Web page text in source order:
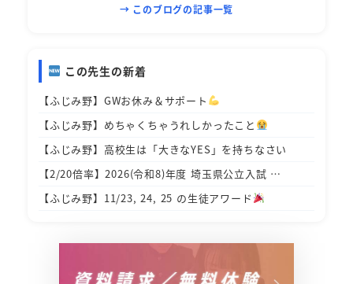
→ このブログの記事一覧
この先生の新着
【ふじみ野】GWお休み＆サポート
【ふじみ野】めちゃくちゃうれしかったこと
【ふじみ野】高校生は「大きなYES」を持ちなさい
【2/20倍率】2026(令和8)年度 埼玉県公立入試 …
【ふじみ野】11/23, 24, 25 の生徒アワード